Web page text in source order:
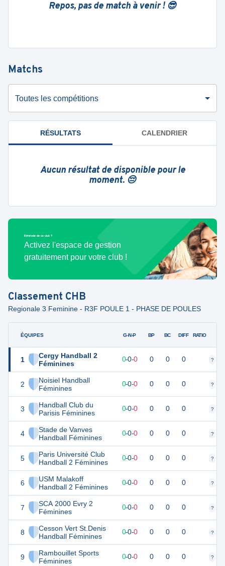
Repos, pas de match à venir ! 😎
Matchs
Toutes les compétitions
RÉSULTATS CALENDRIER
Aucun résultat de disponible pour le
moment. 😔
Bénévole de ce club ?
Activez l'espace de gestion
gratuitement pour votre club !
Classement CHB
Regionale 3 Feminine - R3F POULE 1 - PHASE DE POULES
ÉQUIPES
1
Cergy Handball 2
Féminines
2
Noisiel Handball
Féminines
3
Handball Club du
Parisis Féminines
4
Stade de Vanves
Handball Féminines
5
Paris Université Club
Handball 2 Féminines
6
USM Malakoff
Handball 2 Féminines
7
SCA 2000 Evry 2
Féminines
8
Cesson Vert St.Denis
Handball Féminines
9
Rambouillet Sports
Féminines
G-N-P BP BC DIFF RATIO
0 0-0-0 0 0 0 ?
0-0-0 0 0 0 ?
0 0-0-0 0 0 0 ?
0 0-0-0 0 0 0 ?
0 0-0-0 0 0 0 ?
0 0-0-0 0 0 0 ?
0 0-0-0 0 0 0 ?
0 0-0-0 0 0 0 ?
0 0-0-0 0 0 0 ?